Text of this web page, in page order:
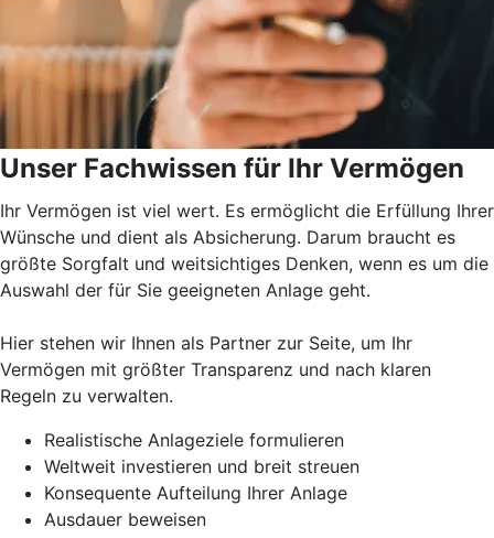
Unser Fachwissen für Ihr Vermögen
Ihr Vermögen ist viel wert. Es ermöglicht die Erfüllung Ihrer
Wünsche und dient als Absicherung. Darum braucht es
größte Sorgfalt und weitsichtiges Denken, wenn es um die
Auswahl der für Sie geeigneten Anlage geht.
Hier stehen wir Ihnen als Partner zur Seite, um Ihr
Vermögen mit größter Transparenz und nach klaren
Regeln zu verwalten.
Realistische Anlageziele formulieren
Weltweit investieren und breit streuen
Konsequente Aufteilung Ihrer Anlage
Ausdauer beweisen